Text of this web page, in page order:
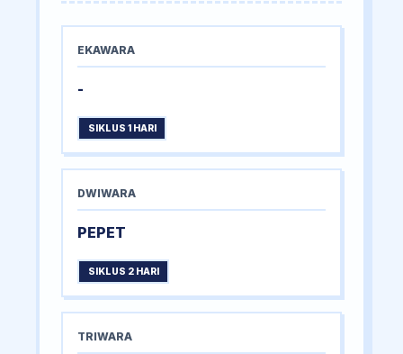
EKAWARA
-
SIKLUS 1 HARI
DWIWARA
PEPET
SIKLUS 2 HARI
TRIWARA